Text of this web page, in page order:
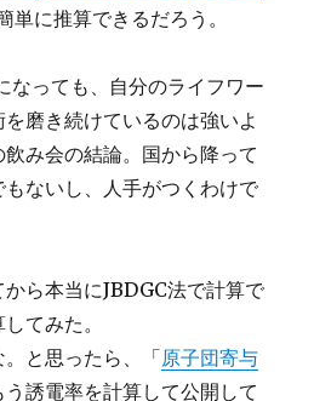
単に推算できるだろう。
なっても、自分のライフワー
磨き続けているのは強いよ
み会の結論。国から降って
もないし、人手がつくわけで
ら本当にJBDGC法で計算で
てみた。
と思ったら、「原子団寄与
う誘電率を計算して公開して